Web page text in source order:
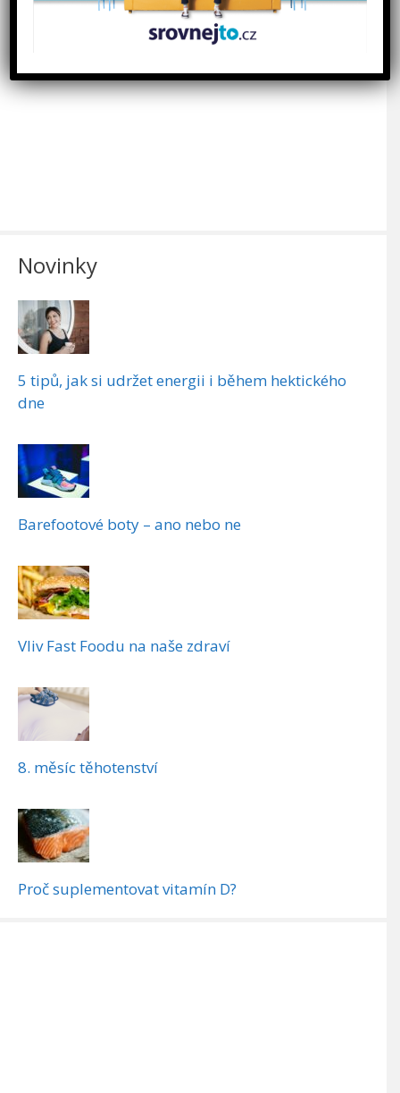
Novinky
5 tipů, jak si udržet energii i během hektického
dne
Barefootové boty – ano nebo ne
Vliv Fast Foodu na naše zdraví
8. měsíc těhotenství
Proč suplementovat vitamín D?